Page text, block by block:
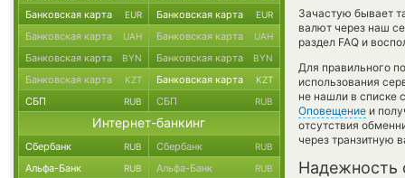
Зачастую бывает
валют через наш
раздел FAQ и
Для правильного
использования
не нашли в списке
Оповещение и
отсутствия
через транзитную
Надежность
Банковская карта EUR Банковская карта EUR
Банковская карта UAH Банковская карта UAH
Банковская карта BYN Банковская карта BYN
Банковская карта KZT Банковская карта KZT
СБП RUB СБП RUB
Интернет-банкинг
Сбербанк RUB Сбербанк RUB
Альфа-Банк RUB Альфа-Банк RUB